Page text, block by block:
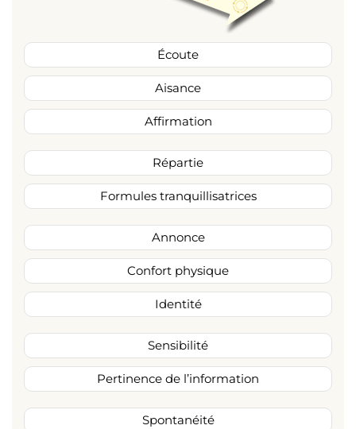
Écoute
Aisance
Affirmation
Répartie
Formules tranquillisatrices
Annonce
Confort physique
Identité
Sensibilité
Pertinence de l’information
Spontanéité